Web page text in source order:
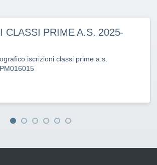
CLASSI PRIME A.S. 2025-
iscrizioni classi prime a.s.